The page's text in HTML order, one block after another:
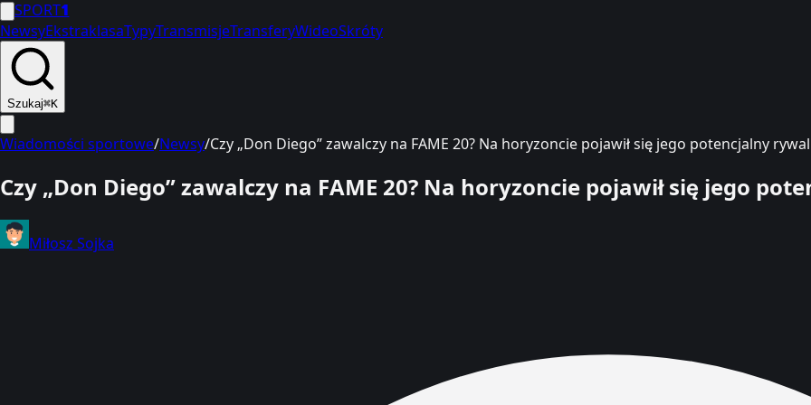
SPORT1
NewsyEkstraklasaTypyTransmisjeTransferyWideoSkróty
Szukaj⌘K
Wiadomości sportowe/Newsy/Czy „Don Diego” zawalczy na FAME 20? Na horyzoncie pojawił się jego potencjalny rywal
Czy „Don Diego” zawalczy na FAME 20? Na horyzoncie pojawił się jego
Miłosz Sojka